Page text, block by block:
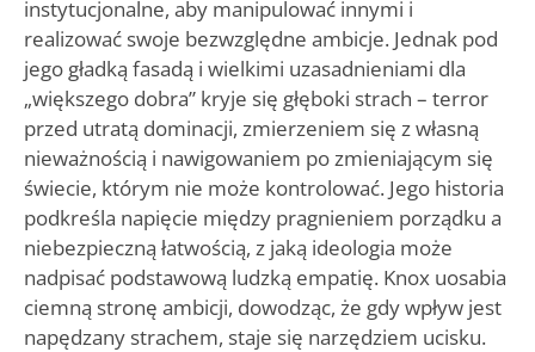
instytucjonalne, aby manipulować innymi i
realizować swoje bezwzględne ambicje. Jednak pod
jego gładką fasadą i wielkimi uzasadnieniami dla
„większego dobra” kryje się głęboki strach – terror
przed utratą dominacji, zmierzeniem się z własną
nieważnością i nawigowaniem po zmieniającym się
świecie, którym nie może kontrolować. Jego historia
podkreśla napięcie między pragnieniem porządku a
niebezpieczną łatwością, z jaką ideologia może
nadpisać podstawową ludzką empatię. Knox uosabia
ciemną stronę ambicji, dowodząc, że gdy wpływ jest
napędzany strachem, staje się narzędziem ucisku.